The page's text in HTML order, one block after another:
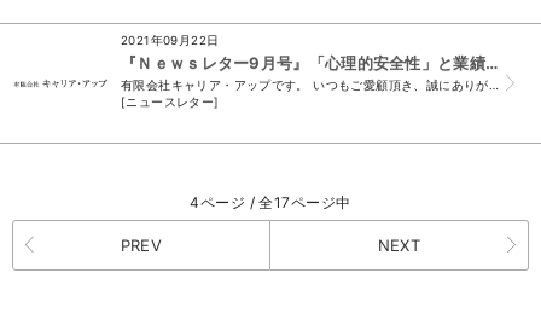
2021年09月22日
『Ｎｅｗｓレター9月号』「心理的安全性」と業績の相関性について
[ニュースレター]
4ページ / 全17ページ中
PREV NEXT